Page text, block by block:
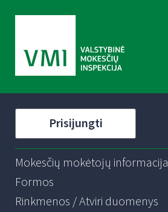
Prisijungti
Mokesčių mokėtojų informacija
Formos
Rinkmenos / Atviri duomenys